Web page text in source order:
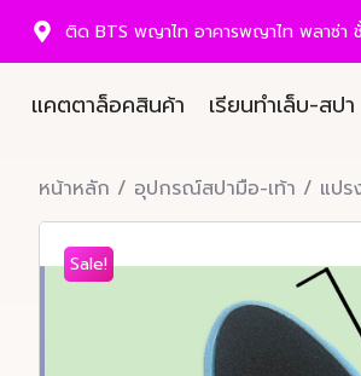
ติด BTS พญาไท อาคารพญาไท พลาซ่า
แคตตาล็อคสินค้า เรียนทำเล็บ-สปา
หน้าหลัก / อุปกรณ์สปามือ-เท้า / แปร
Sale!